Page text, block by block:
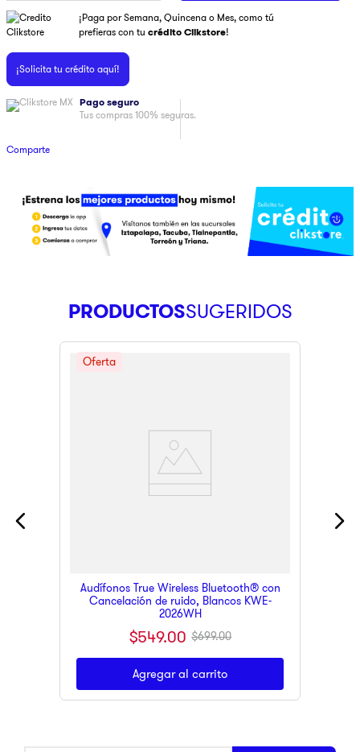
¡Paga por Semana, Quincena o Mes, como tú
prefieras con tu crédito Clikstore!
¡Solicita tu crédito aquí!
Pago seguro
Tus compras 100% seguras.
Comparte
PRODUCTOS
Audífonos True Wireless Bluetooth® con
Cancelación de ruido, Blancos KWE-
2026WH
$549.00 $699.00
Agregar al carrito
8.
lavadora
9.
pulsar